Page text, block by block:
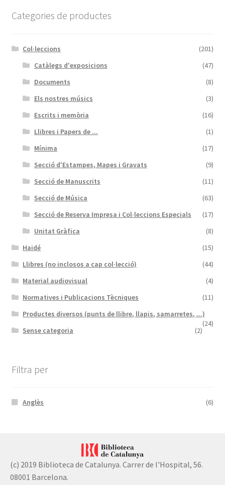
Categories de productes
Col·leccions
(201)
Catàlegs d'exposicions
(47)
Documents
(8)
Els nostres músics
(3)
Escrits i memòria
(16)
Llibres i Papers de ...
(1)
Mínima
(17)
Secció d'Estampes, Mapes i Gravats
(9)
Secció de Manuscrits
(11)
Secció de Música
(63)
Secció de Reserva Impresa i Col·leccions Especials
(17)
Unitat Gràfica
(8)
Haidé
(15)
Llibres (no inclosos a cap col·lecció)
(44)
Material audiovisual
(4)
Normatives i Publicacions Tècniques
(11)
Productes diversos (punts de llibre, llapis, samarretes, ...)
(24)
Sense categoria (2)
Filtra per
Anglès (6)
(c) 2019 Biblioteca de Catalunya. Carrer de l'Hospital, 56.
08001 Barcelona.